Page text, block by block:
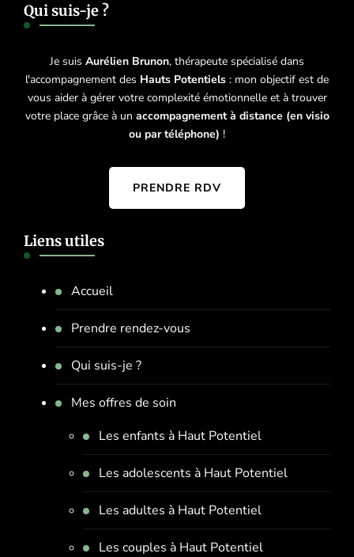
Qui suis-je ?
Je suis Aurélien Brunon, thérapeute spécialisé dans
l'accompagnement des Hauts Potentiels : mon objectif est de
vous aider à gérer votre complexité émotionnelle et à trouver
votre place grâce à un accompagnement à distance (en visio
ou par téléphone) !
PRENDRE RDV
Liens utiles
Accueil
Prendre rendez-vous
Qui suis-je ?
Mes offres de soin
Les enfants à Haut Potentiel
Les adolescents à Haut Potentiel
Les adultes à Haut Potentiel
Les couples à Haut Potentiel